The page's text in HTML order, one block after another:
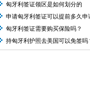
匈牙利签证领区是如何划分的
申请匈牙利签证可以提前多久申
签证？
匈牙利签证需要购买保险吗？
持匈牙利护照去美国可以免签吗